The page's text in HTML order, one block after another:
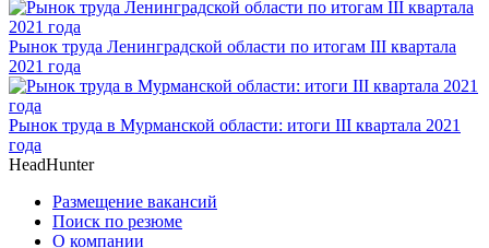
Рынок труда Ленинградской области по итогам III квартала
2021 года
Рынок труда в Мурманской области: итоги III квартала 2021
года
HeadHunter
Размещение вакансий
Поиск по резюме
О компании